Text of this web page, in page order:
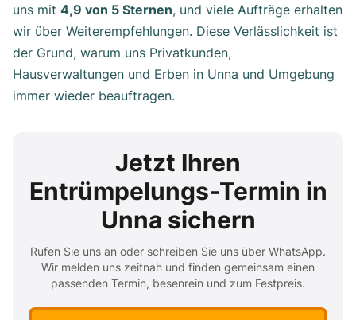
uns mit 4,9 von 5 Sternen, und viele Aufträge erhalten
wir über Weiterempfehlungen. Diese Verlässlichkeit ist
der Grund, warum uns Privatkunden,
Hausverwaltungen und Erben in Unna und Umgebung
immer wieder beauftragen.
Jetzt Ihren
Entrümpelungs-Termin in
Unna sichern
Rufen Sie uns an oder schreiben Sie uns über WhatsApp.
Wir melden uns zeitnah und finden gemeinsam einen
passenden Termin, besenrein und zum Festpreis.